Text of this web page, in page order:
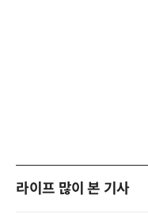
라이프 많이 본 기사